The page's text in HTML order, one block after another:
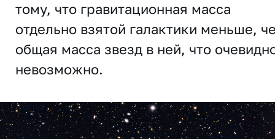
тому, что гравитационная масса
отдельно взятой галактики меньше,
общая масса звезд в ней, что
невозможно.